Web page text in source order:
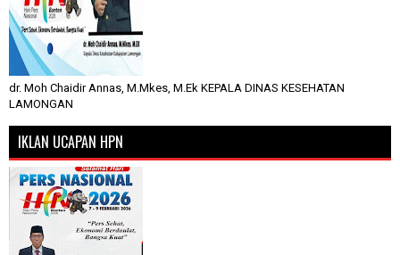
dr. Moh Chaidir Annas, M.Mkes, M.Ek KEPALA DINAS KESEHATAN
LAMONGAN
IKLAN UCAPAN HPN